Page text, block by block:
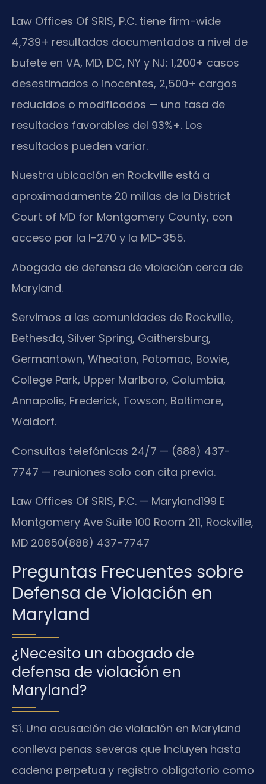
Law Offices Of SRIS, P.C. tiene firm-wide
4,739+ resultados documentados a nivel de
bufete en VA, MD, DC, NY y NJ: 1,200+ casos
desestimados o inocentes, 2,500+ cargos
reducidos o modificados — una tasa de
resultados favorables del 93%+. Los
resultados pueden variar.
Nuestra ubicación en Rockville está a
aproximadamente 20 millas de la District
Court of MD for Montgomery County, con
acceso por la I-270 y la MD-355.
Abogado de defensa de violación cerca de
Maryland.
Servimos a las comunidades de Rockville,
Bethesda, Silver Spring, Gaithersburg,
Germantown, Wheaton, Potomac, Bowie,
College Park, Upper Marlboro, Columbia,
Annapolis, Frederick, Towson, Baltimore,
Waldorf.
Consultas telefónicas 24/7 — (888) 437-
7747 — reuniones solo con cita previa.
Law Offices Of SRIS, P.C. — Maryland199 E
Montgomery Ave Suite 100 Room 211, Rockville,
MD 20850(888) 437-7747
Preguntas Frecuentes sobre
Defensa de Violación en
Maryland
¿Necesito un abogado de
defensa de violación en
Maryland?
Sí. Una acusación de violación en Maryland
conlleva penas severas que incluyen hasta
cadena perpetua y registro obligatorio como